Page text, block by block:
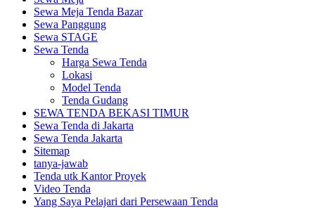
Sewa Meja Tenda Bazar
Sewa Panggung
Sewa STAGE
Sewa Tenda
Harga Sewa Tenda
Lokasi
Model Tenda
Tenda Gudang
SEWA TENDA BEKASI TIMUR
Sewa Tenda di Jakarta
Sewa Tenda Jakarta
Sitemap
tanya-jawab
Tenda utk Kantor Proyek
Video Tenda
Yang Saya Pelajari dari Persewaan Tenda